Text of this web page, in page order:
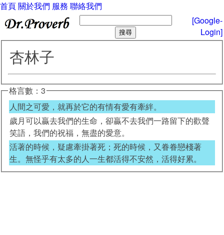
首頁關於我們 服務 聯絡我們
[Google-
Login]
杏林子
格言數：3
人間之可愛，就再於它的有情有愛有牽絆。
歲月可以贏去我們的生命，卻贏不去我們一路留下的歡聲
笑語，我們的祝福，無盡的愛意。
活著的時候，疑慮牽掛著死；死的時候，又眷眷戀棧著
生。無怪乎有太多的人一生都活得不安然，活得好累。